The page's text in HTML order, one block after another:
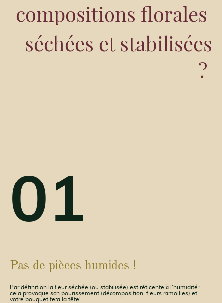
compositions florales
séchées et stabilisées
?
01
Pas de pièces humides !
Par définition la fleur séchée (ou stabilisée) est réticente à l'humidité :
cela provoque son pourissement (décomposition, fleurs ramollies) et
votre bouquet fera la tête!